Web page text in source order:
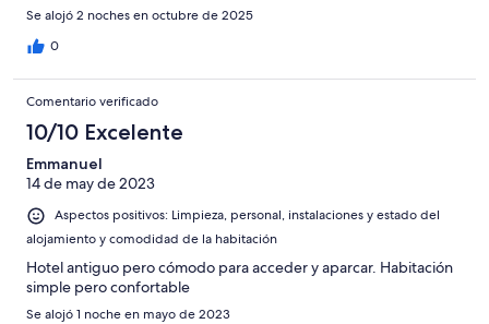
Se alojó 2 noches en octubre de 2025
0
Comentario verificado
10/10 Excelente
Emmanuel
14 de may de 2023
Aspectos positivos: Limpieza, personal, instalaciones y estado del
alojamiento y comodidad de la habitación
Hotel antiguo pero cómodo para acceder y aparcar. Habitación
simple pero confortable
Se alojó 1 noche en mayo de 2023